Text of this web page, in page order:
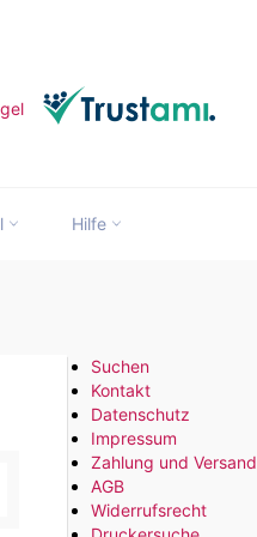
Hilfe
Suchen
Kontakt
Datenschutz
Impressum
Zahlung und Versand
AGB
Widerrufsrecht